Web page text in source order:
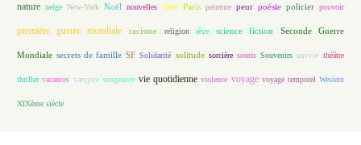
nature neige New-York Noël nouvelles Ours Paris peinture peur poésie policier pouvoir
première guerre mondiale racisme religion rêve science fiction Seconde Guerre
Mondiale secrets de famille SF Solidarité solitude sorcière souris Souvenirs survie théâtre
thriller vacances vampire vengeance vie quotidienne violence voyage voyage temporel Western
XIXème siècle